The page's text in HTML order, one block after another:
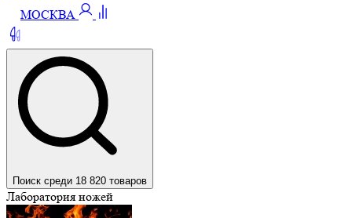
МОСКВА
Поиск среди 18 820 товаров
Лаборатория ножей